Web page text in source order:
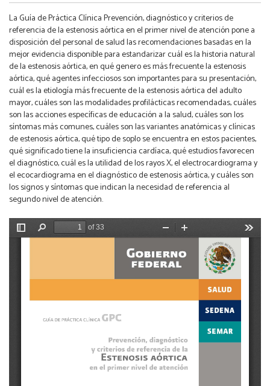
La Guía de Práctica Clínica Prevención, diagnóstico y criterios de
referencia de la estenosis aórtica en el primer nivel de atención pone a
disposición del personal de salud las recomendaciones basadas en la
mejor evidencia disponible para estandarizar cuál es la historia natural
de la estenosis aórtica, en qué genero es más frecuente la estenosis
aórtica, qué agentes infecciosos son importantes para su presentación,
cuál es la etiología más frecuente de la estenosis aórtica del adulto
mayor, cuáles son las modalidades profilácticas recomendadas, cuáles
son las acciones específicas de educación a la salud, cuáles son los
síntomas más comunes, cuáles son las variantes anatómicas y clínicas
de estenosis aórtica, qué tipo de soplo se encuentra en estos pacientes,
qué significado tiene la insuficiencia cardíaca, qué estudios favorecen
el diagnóstico, cuál es la utilidad de los rayos X, el electrocardiograma y
el ecocardiograma en el diagnóstico de estenosis aórtica, y cuáles son
los signos y síntomas que indican la necesidad de referencia al
segundo nivel de atención.